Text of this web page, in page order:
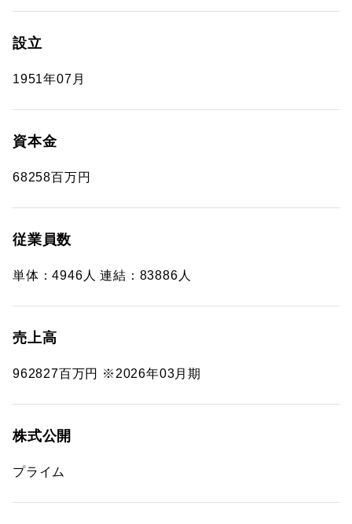
設立
1951年07月
資本金
68258百万円
従業員数
単体：4946人 連結：83886人
売上高
962827百万円 ※2026年03月期
株式公開
プライム